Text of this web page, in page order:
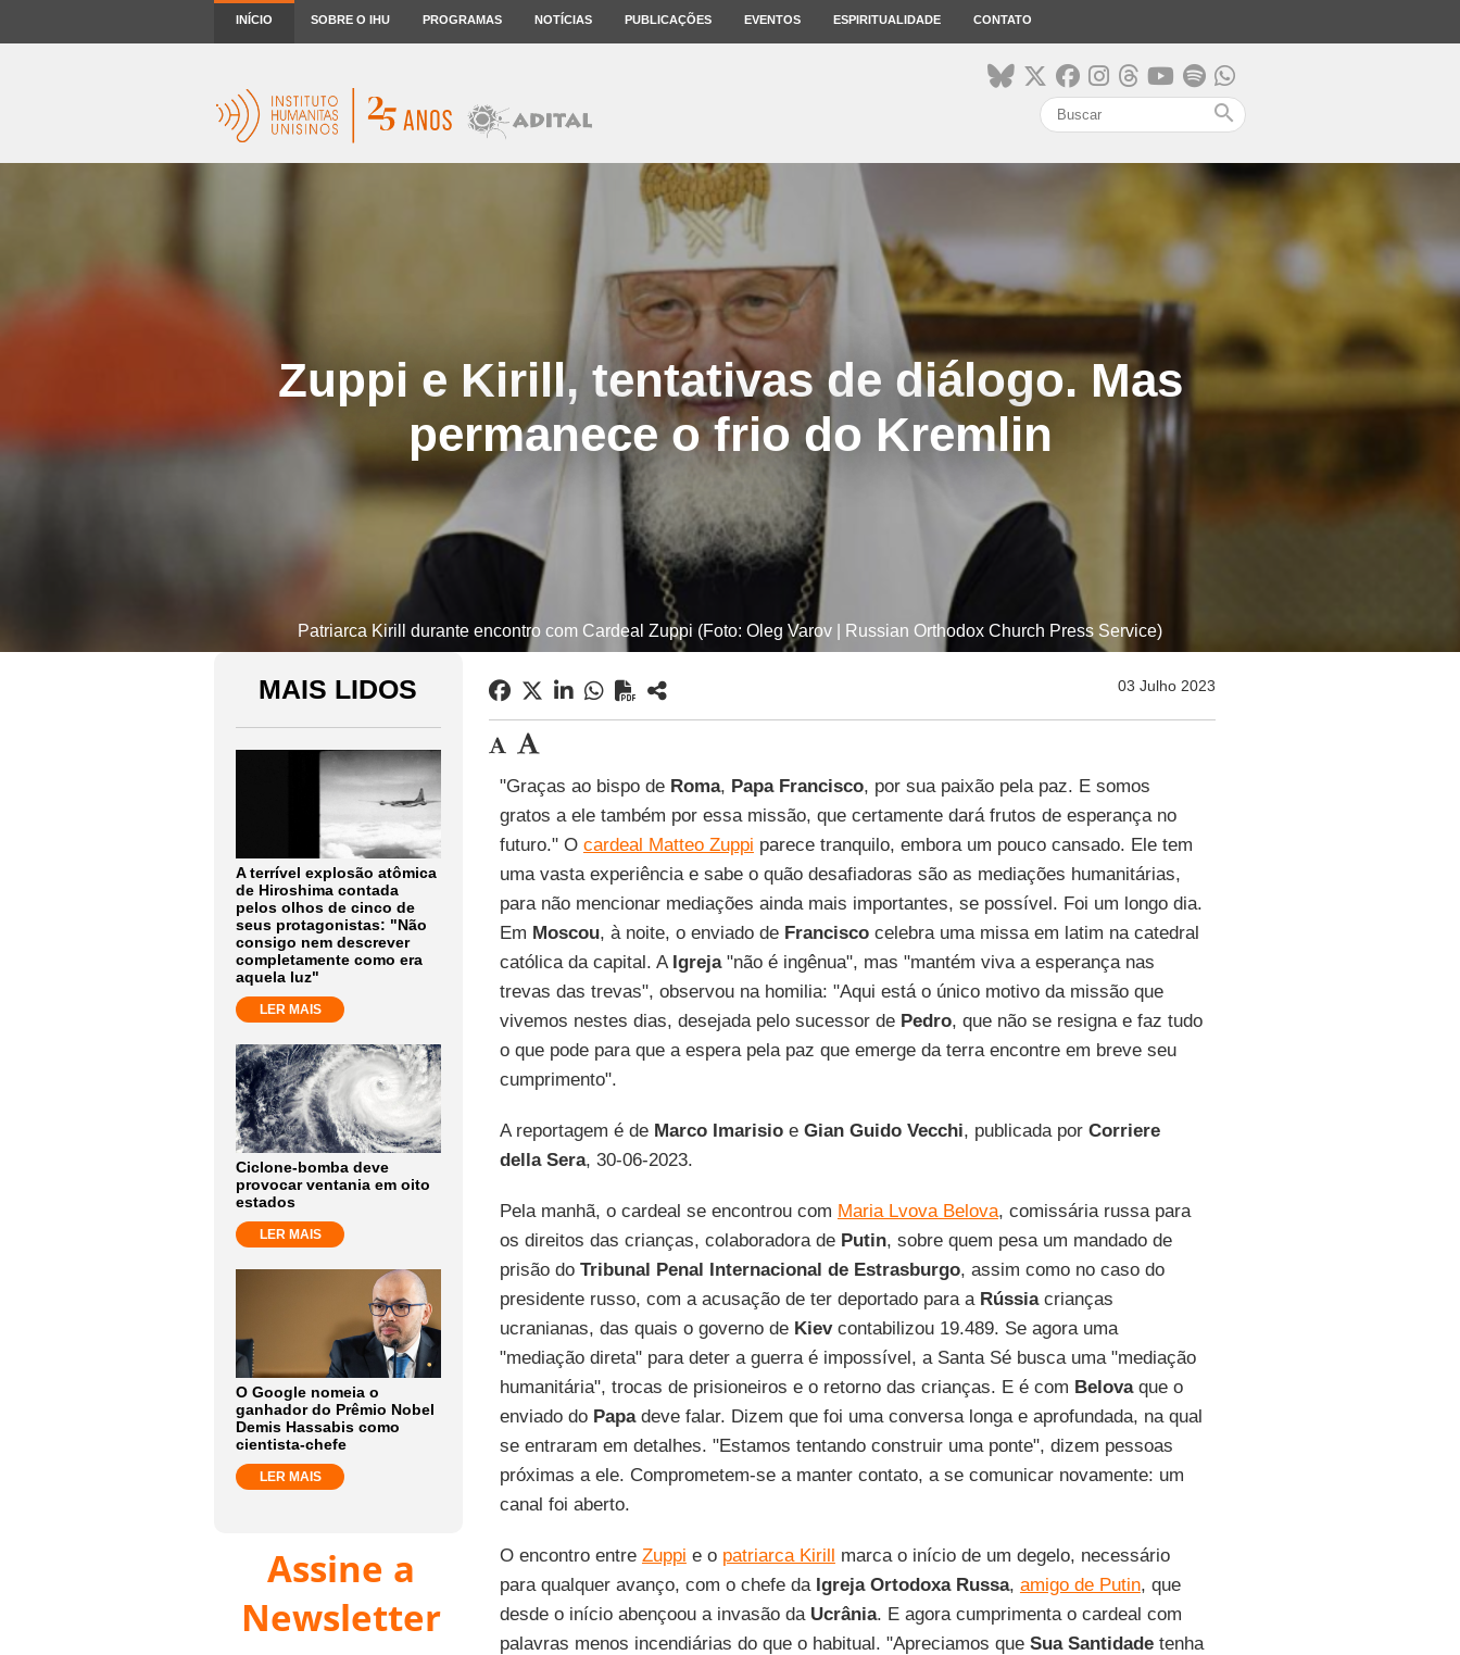
INÍCIO SOBRE O IHU PROGRAMAS NOTÍCIAS PUBLICAÇÕES EVENTOS ESPIRITUALIDADE CONTATO
search
Zuppi e Kirill, tentativas de diálogo. Mas
permanece o frio do Kremlin
Patriarca Kirill durante encontro com Cardeal Zuppi (Foto: Oleg Varov | Russian Orthodox Church Press Service)
MAIS LIDOS
A terrível explosão atômica
de Hiroshima contada
pelos olhos de cinco de
seus protagonistas: "Não
consigo nem descrever
completamente como era
aquela luz"
LER MAIS
Ciclone-bomba deve
provocar ventania em oito
estados
LER MAIS
O Google nomeia o
ganhador do Prêmio Nobel
Demis Hassabis como
cientista-chefe
LER MAIS
Assine a
Newsletter
03 Julho 2023
"Graças ao bispo de Roma, Papa Francisco, por sua paixão pela paz. E somos
gratos a ele também por essa missão, que certamente dará frutos de esperança no
futuro." O cardeal Matteo Zuppi parece tranquilo, embora um pouco cansado. Ele tem
uma vasta experiência e sabe o quão desafiadoras são as mediações humanitárias,
para não mencionar mediações ainda mais importantes, se possível. Foi um longo dia.
Em Moscou, à noite, o enviado de Franciscocelebra uma missa em latim na catedral
católica da capital. A Igreja"não é ingênua", mas "mantém viva a esperança nas
trevas das trevas", observou na homilia: "Aqui está o único motivo da missão que
vivemos nestes dias, desejada pelo sucessor dePedro, que não se resigna e faz tudo
o que pode para que a espera pela paz que emerge da terra encontre em breve seu
cumprimento".
A reportagem é de Marco Imarisioe Gian Guido Vecchi, publicada por Corriere
della Sera, 30-06-2023.
Pela manhã, o cardeal se encontrou com Maria Lvova Belova, comissária russa para
os direitos das crianças, colaboradora dePutin, sobre quem pesa um mandado de
prisão do Tribunal Penal Internacional de Estrasburgo, assim como no caso do
presidente russo, com a acusação de ter deportado para a Rússiacrianças
ucranianas, das quais o governo de Kievcontabilizou 19.489. Se agora uma
"mediação direta" para deter a guerra é impossível, a Santa Sé busca uma "mediação
humanitária", trocas de prisioneiros e o retorno das crianças. E é com Belovaque o
enviado do Papadeve falar. Dizem que foi uma conversa longa e aprofundada, na qual
se entraram em detalhes. "Estamos tentando construir uma ponte", dizem pessoas
próximas a ele. Comprometem-se a manter contato, a se comunicar novamente: um
canal foi aberto.
O encontro entre Zuppi e o patriarca Kirill marca o início de um degelo, necessário
para qualquer avanço, com o chefe daIgreja Ortodoxa Russa, amigo de Putin, que
desde o início abençoou a invasão da Ucrânia. E agora cumprimenta o cardeal com
palavras menos incendiárias do que o habitual. "Apreciamos que Sua Santidadetenha